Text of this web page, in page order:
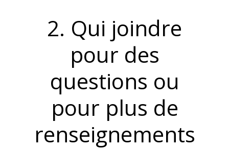
2. Qui joindre
pour des
questions ou
pour plus de
renseignements